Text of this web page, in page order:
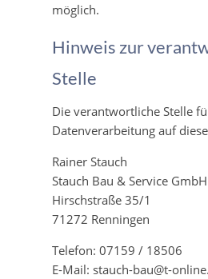
möglich.
Hinweis zur
Stelle
Die verantwortliche Stelle
Datenverarbeitung auf
Rainer Stauch
Stauch Bau & Service GmbH
Hirschstraße 35/1
71272 Renningen
Telefon: 07159 / 18506
E-Mail: stauch-bau@t-